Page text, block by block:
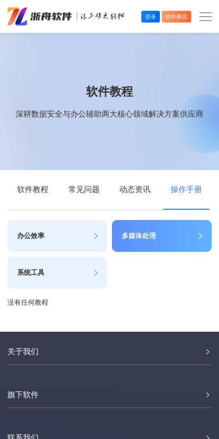
登录 软件商店
软件教程
深耕数据安全与办公辅助两大核心领域解决方案供应商
软件教程 常见问题 动态资讯 操作手册
办公效率 多媒体处理
系统工具
没有任何教程
关于我们
旗下软件